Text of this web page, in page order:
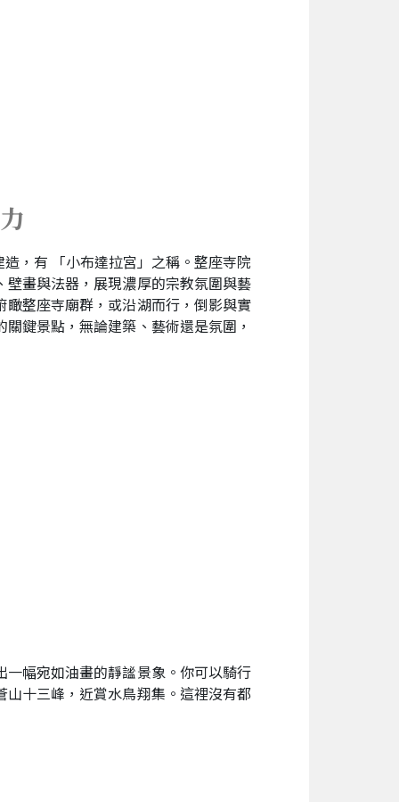
，有 「小布達拉宮」之稱。整座寺院
畫與法器，展現濃厚的宗教氛圍與藝
整座寺廟群，或沿湖而行，倒影與實
鍵景點，無論建築、藝術還是氛圍，
幅宛如油畫的靜謐景象。你可以騎行
十三峰，近賞水鳥翔集。這裡沒有都